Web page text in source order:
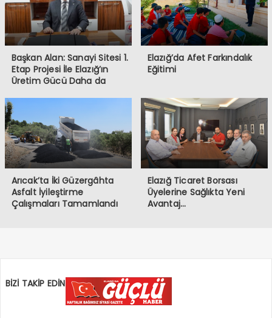
Başkan Alan: Sanayi Sitesi 1.
Etap Projesi İle Elazığ’ın
Üretim Gücü Daha da
Elazığ’da Afet Farkındalık
Eğitimi
Arıcak’ta İki Güzergâhta
Asfalt İyileştirme
Çalışmaları Tamamlandı
Elazığ Ticaret Borsası
Üyelerine Sağlıkta Yeni
Avantaj…
BİZİ TAKİP EDİN